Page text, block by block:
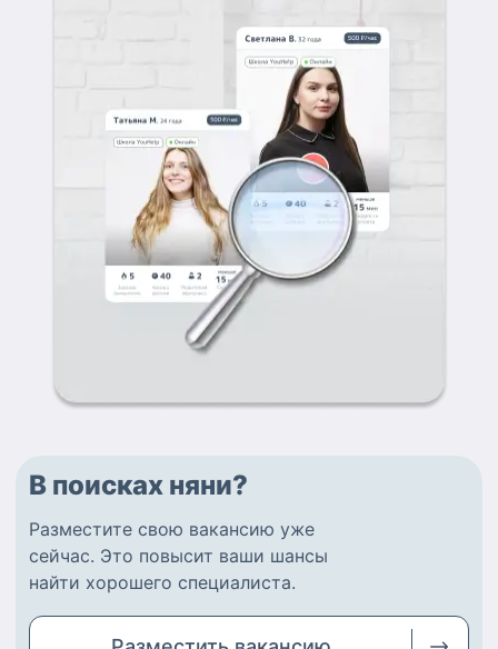
В поисках няни?
Разместите свою вакансию уже
сейчас. Это повысит ваши шансы
найти хорошего специалиста.